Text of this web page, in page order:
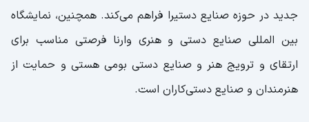
جدید در حوزه صنایع دستیرا فراهم می‌کند. همچنین، نمایشگاه
بین المللی صنایع دستی و هنری وارنا فرصتی مناسب برای
ارتقای و ترویج هنر و صنایع دستی بومی هستی و حمایت از
هنرمندان و صنایع دستی‌کاران است.